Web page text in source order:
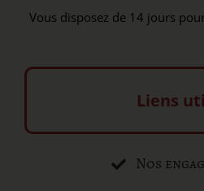
Vous disposez de 14 jours
Liens
Nos